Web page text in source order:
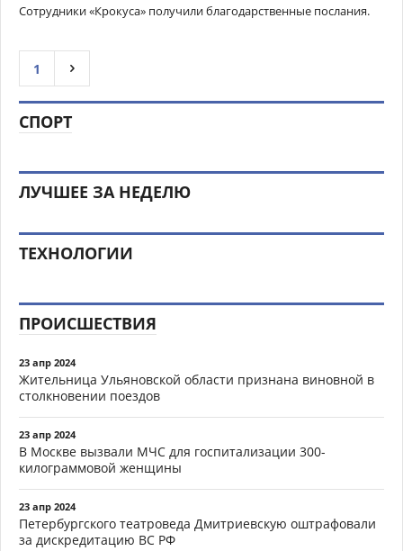
Сотрудники «Крокуса» получили благодарственные послания.
1
СПОРТ
ЛУЧШЕЕ ЗА НЕДЕЛЮ
ТЕХНОЛОГИИ
ПРОИСШЕСТВИЯ
23 апр 2024
Жительница Ульяновской области признана виновной в
столкновении поездов
23 апр 2024
В Москве вызвали МЧС для госпитализации 300-
килограммовой женщины
23 апр 2024
Петербургского театроведа Дмитриевскую оштрафовали
за дискредитацию ВС РФ